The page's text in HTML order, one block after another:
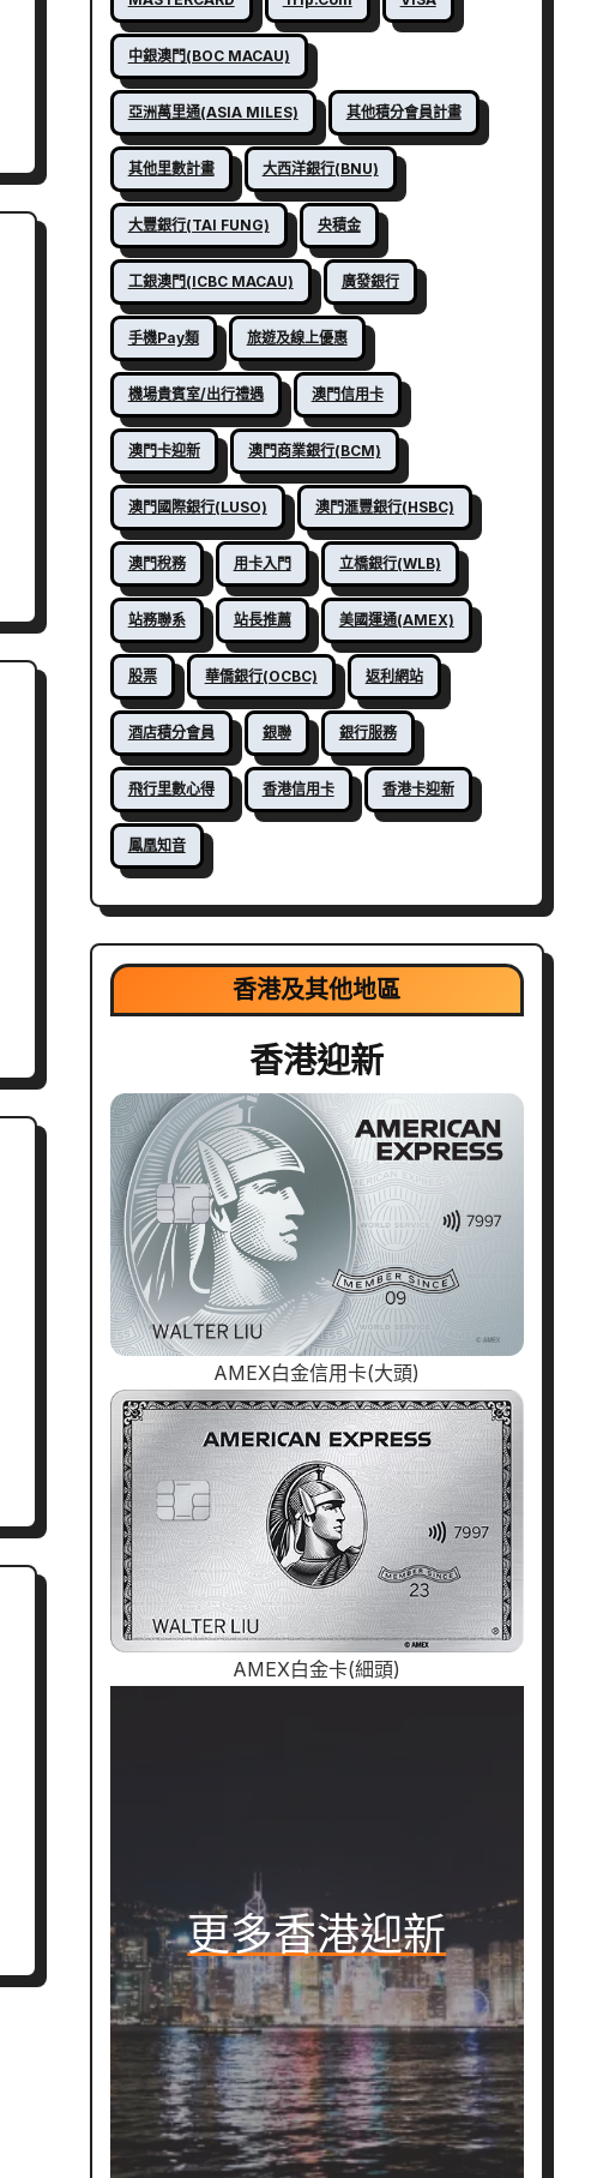
中銀澳門(BOC MACAU)
亞洲萬里通(ASIA MILES) 其他積分會員計畫
其他里數計畫 大西洋銀行(BNU)
大豐銀行(TAI FUNG) 央積金
工銀澳門(ICBC MACAU) 廣發銀行
手機Pay類 旅遊及線上優惠
機場貴賓室/出行禮遇 澳門信用卡
澳門卡迎新 澳門商業銀行(BCM)
澳門國際銀行(LUSO) 澳門滙豐銀行(HSBC)
澳門稅務 用卡入門 立橋銀行(WLB)
站務聯系 站長推薦 美國運通(AMEX)
股票 華僑銀行(OCBC) 返利網站
酒店積分會員 銀聯 銀行服務
飛行里數心得 香港信用卡 香港卡迎新
鳳凰知音
香港及其他地區
香港迎新
AMEX白金信用卡(大頭)
AMEX白金卡(細頭)
更多香港迎新